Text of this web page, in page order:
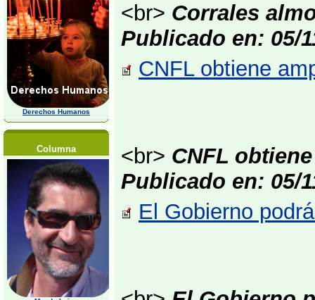
Derechos Humanos
Columna
<br> Corrales
Publicado en: 05/
CNFL obtiene
<br> CNFL
Publicado en: 05/
El Gobierno